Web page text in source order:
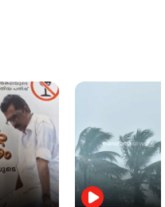
ഹൈക്കോടതി;